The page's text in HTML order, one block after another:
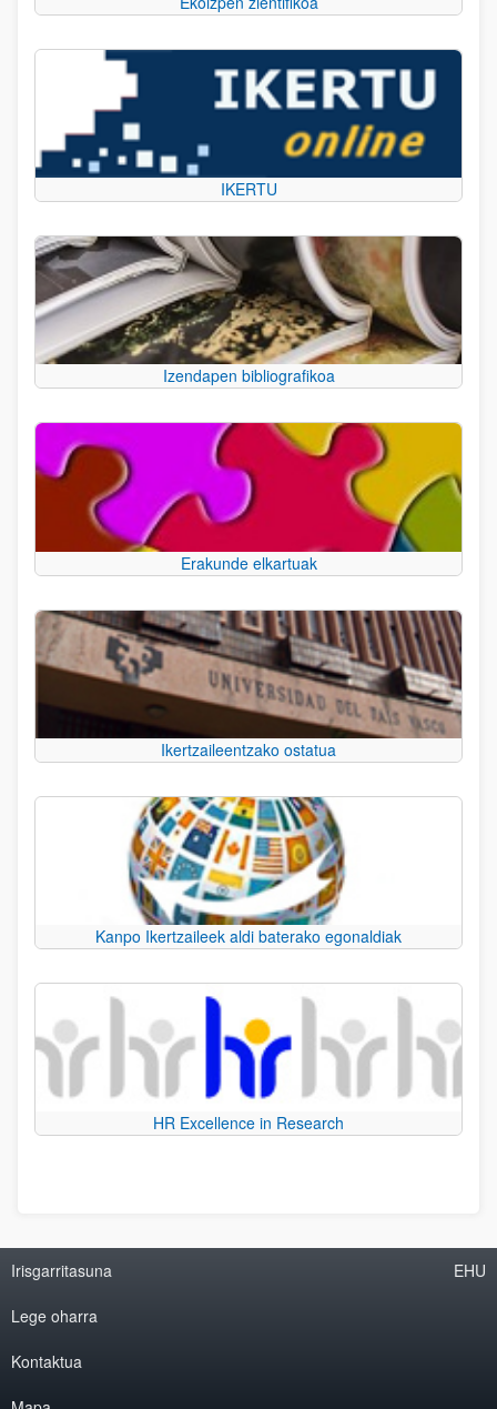
IKERTU
Izendapen bibliografikoa
Erakunde elkartuak
Ikertzaileentzako ostatua
Kanpo Ikertzaileek aldi baterako egonaldiak
HR Excellence in Research
Irisgarritasuna
Lege oharra
Kontaktua
EHU